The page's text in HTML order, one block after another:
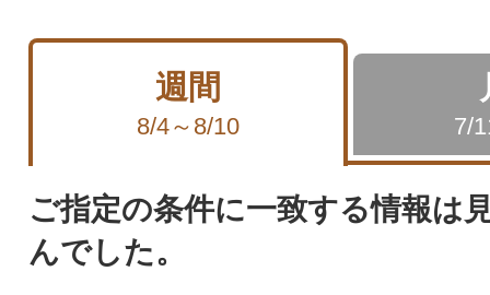
週間
8/4～8/10 7/
ご指定の条件に一致する情報は
んでした。